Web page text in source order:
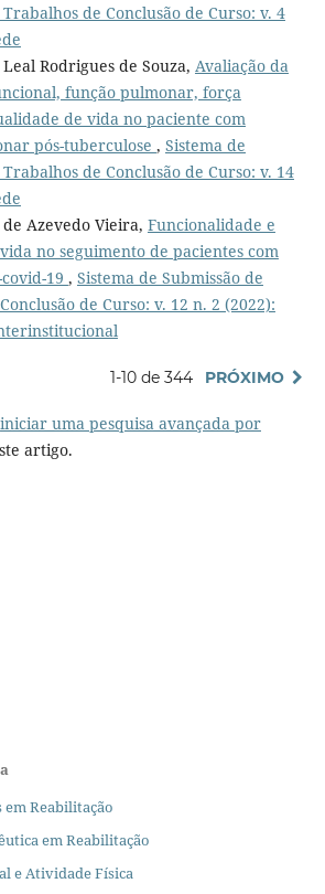
de Conclusão de Curso: v. 4
Rodrigues de Souza, Avaliação da
função pulmonar, força
de vida no paciente com
pós-tuberculose , Sistema de
de Conclusão de Curso: v. 14
Azevedo Vieira, Funcionalidade e
no seguimento de pacientes com
19 , Sistema de Submissão de
de Curso: v. 12 n. 2 (2022):
1-10 de 344 PRÓXIMO
iniciar uma pesquisa avançada por
artigo.
em Reabilitação
em Reabilitação
e Atividade Física